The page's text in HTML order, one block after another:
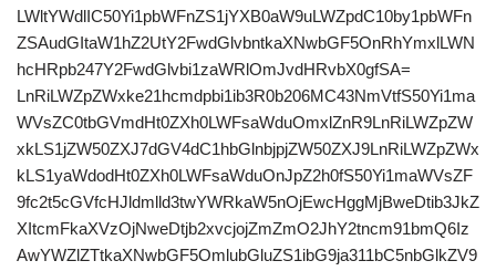
LWltYWdlIC50Yi1pbWFnZS1jYXB0aW9uLWZpdC10by1pbWFn
ZSAudGItaW1hZ2UtY2FwdGlvbntkaXNwbGF5OnRhYmxlLWN
hcHRpb247Y2FwdGlvbi1zaWRlOmJvdHRvbX0gfSA=
LnRiLWZpZWxke21hcmdpbi1ib3R0b206MC43NmVtfS50Yi1ma
WVsZC0tbGVmdHt0ZXh0LWFsaWduOmxlZnR9LnRiLWZpZW
xkLS1jZW50ZXJ7dGV4dC1hbGlnbjpjZW50ZXJ9LnRiLWZpZWx
kLS1yaWdodHt0ZXh0LWFsaWduOnJpZ2h0fS50Yi1maWVsZF
9fc2t5cGVfcHJldmlld3twYWRkaW5nOjEwcHggMjBweDtib3JkZ
XItcmFkaXVzOjNweDtjb2xvcjojZmZmO2JhY2tncm91bmQ6Iz
AwYWZlZTtkaXNwbGF5OmlubGluZS1ibG9ja311bC5nbGlkZV9